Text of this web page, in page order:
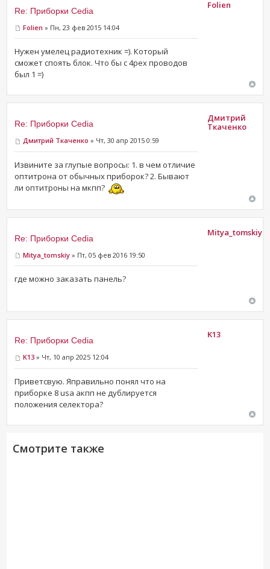
Re: Приборки Cedia
Folien » Пн, 23 фев 2015 14:04
Нужен умелец радиотехник =). Который
сможет споять блок. Что бы с 4рех проводов
был 1 =)
Folien
Re: Приборки Cedia
Дмитрий Ткаченко » Чт, 30 апр 2015 0:59
Извините за глупые вопросы: 1. в чем отличие
оптитрона от обычных приборок? 2. Бывают
ли оптитроны на мкпп?
Дмитрий
Ткаченко
Re: Приборки Cedia
Mitya_tomskiy » Пт, 05 фев 2016 19:50
где можно заказать панель?
Mitya_tomskiy
Re: Приборки Cedia
K13 » Чт, 10 апр 2025 12:04
Приветсвую. Яправильно понял что на
приборке 8 usa акпп не дублируется
положения селектора?
K13
Смотрите также